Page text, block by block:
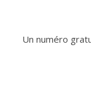
Un numéro